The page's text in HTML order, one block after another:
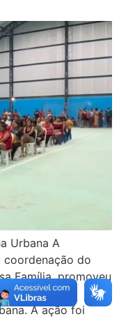
Urbana A
coordenação do
Família, promoveu
com os
A ação foi